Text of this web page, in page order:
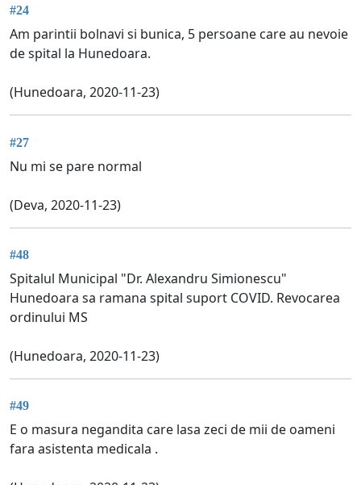
#24
Am parintii bolnavi si bunica, 5 persoane care au nevoie
de spital la Hunedoara.
(Hunedoara, 2020-11-23)
#27
Nu mi se pare normal
(Deva, 2020-11-23)
#48
Spitalul Municipal "Dr. Alexandru Simionescu"
Hunedoara sa ramana spital suport COVID. Revocarea
ordinului MS
(Hunedoara, 2020-11-23)
#49
E o masura negandita care lasa zeci de mii de oameni
fara asistenta medicala .